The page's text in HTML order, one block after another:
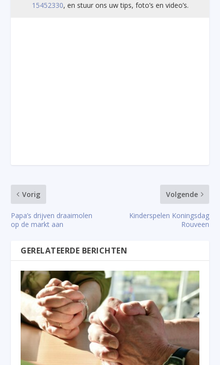
15452330, en stuur ons uw tips, foto’s en video’s.
Vorig
Papa’s drijven draaimolen
op de markt aan
Volgende
Kinderspelen Koningsdag
Rouveen
GERELATEERDE BERICHTEN